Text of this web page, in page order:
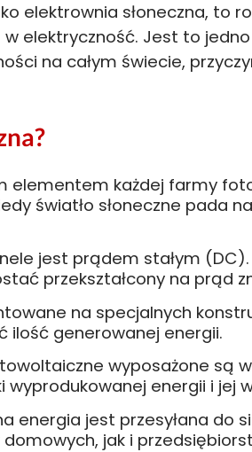
elektrownia słoneczna, to
elektryczność. Jest to
na całym świecie,
elementem każdej farmy
światło słoneczne pada
jest prądem stałym
przekształcony na prąd
na specjalnych
ilość generowanej energii.
wyposażone są
energii i jej
energia jest przesyłana
jak i